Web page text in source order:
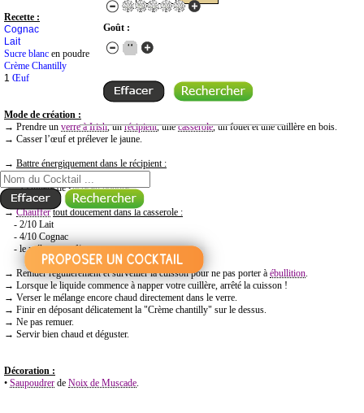
Goût :
RECHERCHE COCKTAIL PAR NOM
Recette :
Cognac
Lait
Sucre blanc en poudre
Crème Chantilly
1 Œuf
Mode de création :
→ Prendre un verre à Irish, unrécipient, unecasserole, un fouet et une cuillère en bois.
→ Casser l’œuf et prélever le jaune.
→ Battre énergiquement dans le récipient :
- le jaune d'œuf
- 1 cuillère de sucre en poudre
→Chauffer tout doucement dans la casserole :
- 2/10 Lait
- 4/10 Cognac
- le mélange œuf/sucre
→ Remuer régulièrement et surveiller la cuisson pour ne pas porter à ébullition.
→ Lorsque le liquide commence à napper votre cuillère, arrêté la cuisson !
→ Verser le mélange encore chaud directement dans le verre.
→ Finir en déposant délicatement la "Crème chantilly" sur le dessus.
→ Ne pas remuer.
→ Servir bien chaud et déguster.
Décoration :
• Saupoudrer de Noix de Muscade.